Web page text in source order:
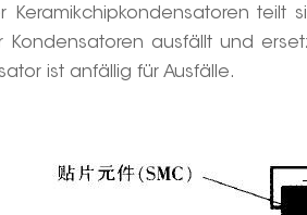
Keramikchipkondensatoren
ausfällt und
ist anfällig für Ausfälle.